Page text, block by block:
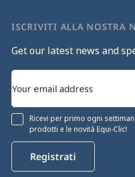
ISCRIVITI ALLA NOSTRA
Get our latest news and
Ricevi per primo ogni
prodotti e le novità Equi-Clic!
Registrati